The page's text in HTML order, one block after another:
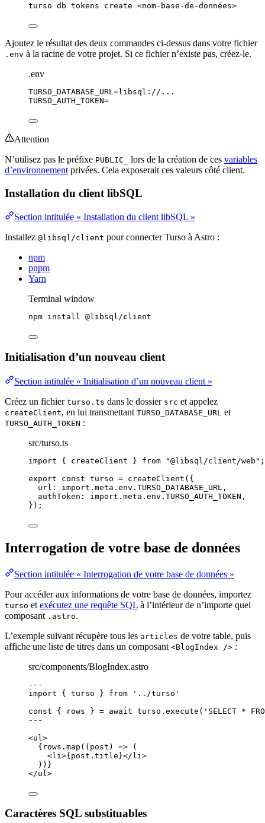
turso db tokens create <nom-base-de-données>
Ajoutez le résultat des deux commandes ci-dessus dans votre fichier
.env à la racine de votre projet. Si ce fichier n’existe pas, créez-le.
.env
TURSO_DATABASE_URL =libsql://...
TURSO_AUTH_TOKEN=
Attention
N’utilisez pas le préfixe PUBLIC_ lors de la création de ces variables
d’environnement privées. Cela exposerait ces valeurs côté client.
Installation du client libSQL
Section intitulée « Installation du client libSQL »
Installez @libsql/client pour connecter Turso à Astro :
npm
pnpm
Yarn
Terminal window
npm install @libsql/client
Initialisation d’un nouveau client
Section intitulée « Initialisation d’un nouveau client »
Créez un fichier turso.ts dans le dossier src et appelez
createClient, en lui transmettant TURSO_DATABASE_URL et
TURSO_AUTH_TOKEN :
src/turso.ts
import { createClient } from "@libsql/client/web " ;
export const turso = createClient ( {
url: import. meta . env . TURSO_DATABASE_URL ,
authToken: import. meta . env . TURSO_AUTH_TOKEN ,
} );
Interrogation de votre base de données
Section intitulée « Interrogation de votre base de données »
Pour accéder aux informations de votre base de données, importez
turso et exécutez une requête SQL à l’intérieur de n’importe quel
composant .astro.
L’exemple suivant récupère tous les articles de votre table, puis
affiche une liste de titres dans un composant <BlogIndex /> :
src/components/BlogIndex.astro
---
import { turso } from ' ../turso '
const {
rows } = await turso . execute ( ' SELECT *
---
<ul >
{ rows . map ( ( post ) => (
<li >{post . title}</li >
)) }
</ul >
Caractères SQL substituables